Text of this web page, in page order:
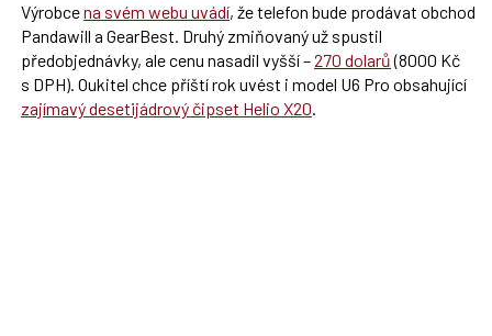
Výrobcena svém webu uvádí, že telefon bude prodávat obchod
Pandawill a GearBest. Druhý zmiňovaný už spustil
předobjednávky, ale cenu nasadil vyšší –270 dolarů(8000 Kč
s DPH). Oukitel chce příští rok uvést i model U6 Pro obsahující
zajímavý desetijádrový čipset Helio X20.